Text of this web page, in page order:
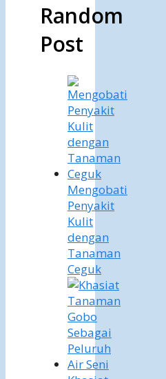
Random
Post
Mengobati
Penyakit
Kulit
dengan
Tanaman
Ceguk